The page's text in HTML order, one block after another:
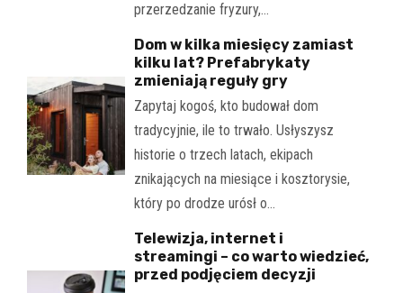
przerzedzanie fryzury,…
Dom w kilka miesięcy zamiast
kilku lat? Prefabrykaty
zmieniają reguły gry
Zapytaj kogoś, kto budował dom
tradycyjnie, ile to trwało. Usłyszysz
historie o trzech latach, ekipach
znikających na miesiące i kosztorysie,
który po drodze urósł o…
Telewizja, internet i
streamingi – co warto wiedzieć,
przed podjęciem decyzji